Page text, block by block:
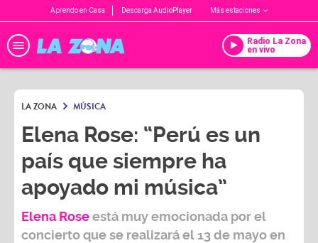
Aprendo en Casa Descarga AudioPlayer Más estaciones
Radio La Zona
en vivo
LA ZONA MÚSICA
Elena Rose: “Perú es un
país que siempre ha
apoyado mi música”
Elena Roseestá muy emocionada por el
concierto que se realizaráel 13 de mayoen